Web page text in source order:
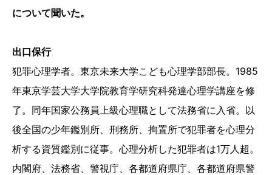
について聞いた。
出口保行
犯罪心理学者。東京未来大学こども心理学部部長。1985
年東京学芸大学大学院教育学研究科発達心理学講座を修
了。同年国家公務員上級心理職として法務省に入省。以
後全国の少年鑑別所、刑務所、拘置所で犯罪者を心理分
析する資質鑑別に従事。心理分析した犯罪者は1万人超。
内閣府、法務省、警視庁、各都道府県庁、各都道府県警